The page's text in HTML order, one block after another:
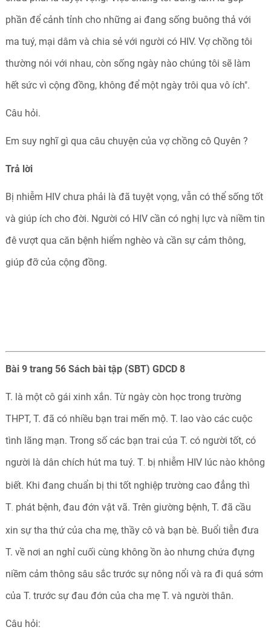
phần để cảnh tỉnh cho những ai đang sống buông thả với
ma tuý, mại dâm và chia sẻ với người có HIV. Vợ chồng tôi
thường nói với nhau, còn sống ngày nào chúng tôi sẽ làm
hết sức vì cộng đồng, không để một ngày trôi qua vô ích".
Câu hỏi.
Em suy nghĩ gì qua câu chuyện của vợ chồng cô Quyên ?
Trả lời
Bị nhiễm HIV chưa phải là đã tuyệt vọng, vẫn có thể sống tốt
và giúp ích cho đời. Người có HIV cần có nghị lực và niềm tin
đê vượt qua căn bệnh hiểm nghèo và cần sự cảm thông,
giúp đỡ của cộng đồng.
Bài 9 trang 56 Sách bài tập (SBT) GDCD 8
T. là một cô gái xinh xắn. Từ ngày còn học trong trường
THPT, T. đã có nhiều bạn trai mến mộ. T. lao vào các cuộc
tình lãng mạn. Trong số các bạn trai của T. có người tốt, có
người là dân chích hút ma tuý. T bị nhiễm HIV lúc nào không
biết. Khi đang chuẩn bị thi tốt nghiệp trường cao đẳng thì
T phát bệnh, đau đớn vật vã. Trên giường bệnh, T. đã cầu
xin sự tha thứ của cha mẹ, thầy cô và bạn bè. Buổi tiễn đưa
T. về nơi an nghỉ cuối cùng không ồn ào nhưng chứa đựng
niềm cảm thông sâu sắc trước sự nông nổi và ra đi quá sớm
của T. trước sự đau đớn của cha mẹ T. và người thân.
Câu hỏi: